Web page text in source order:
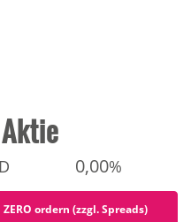
0,00%
ordern (zzgl. Spreads)